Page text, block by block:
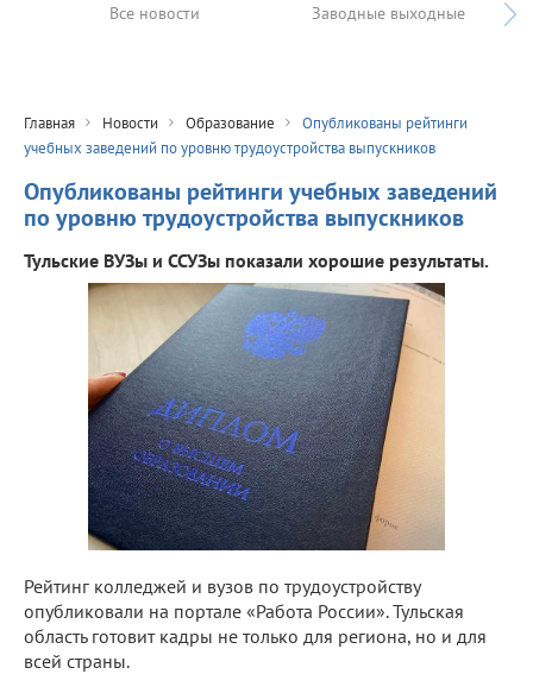
Все новости Заводные выходные
Главная Новости Образование
Опубликованы рейтинги
учебных заведений по уровню трудоустройства выпускников
Опубликованы рейтинги учебных заведений
по уровню трудоустройства выпускников
Тульские ВУЗы и ССУЗы показали хорошие результаты.
Рейтинг колледжей и вузов по трудоустройству
опубликовали на портале «Работа России». Тульская
область готовит кадры не только для региона, но и для
всей страны.